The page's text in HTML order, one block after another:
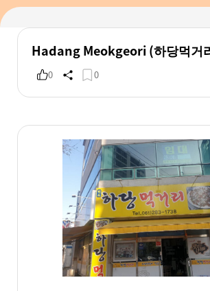
Hadang Meokgeori (하당먹거
0 0